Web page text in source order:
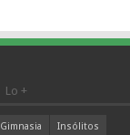
Lo +
Gimnasia
Insólitos